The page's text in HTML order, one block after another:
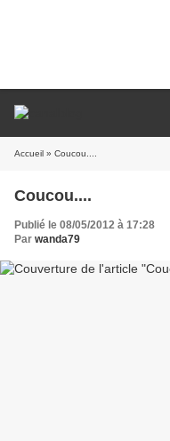
Accueil » Coucou....
Coucou....
Publié le 08/05/2012 à 17:28
Par wanda79